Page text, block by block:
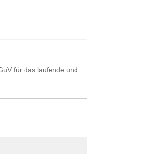
für das laufende und